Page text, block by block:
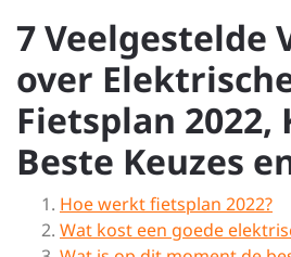
7 Veelgestelde
over
Fietsplan 2022,
Beste Keuzes
Hoe werkt fietsplan 2022?
Wat kost een goede